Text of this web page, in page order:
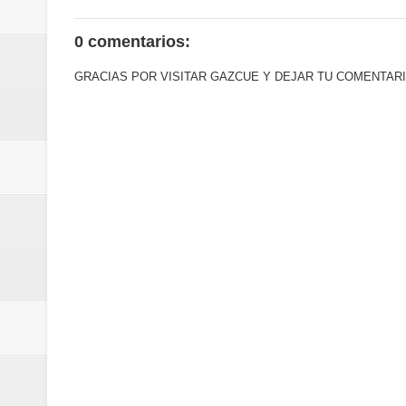
0 comentarios:
GRACIAS POR VISITAR GAZCUE Y DEJAR TU